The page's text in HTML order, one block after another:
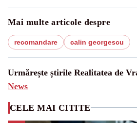
Mai multe articole despre
recomandare calin georgescu
Urmărește știrile Realitatea de
News
CELE MAI CITITE